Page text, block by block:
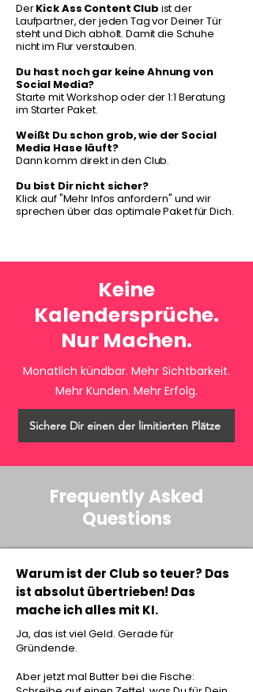
DerKick Ass Content Club ist der
Laufpartner, der jeden Tag vor Deiner Tür
steht und Dich abholt. Damit die Schuhe
nicht im Flur verstauben.
Du hast noch gar keine Ahnung von
Social Media?
Starte mit Workshop oder der 1:1 Beratung
im Starter Paket.
Weißt Du schon grob, wie der Social
Media Hase läuft?
Dann komm direkt in den Club.
Du bist Dir nicht sicher?
Klick auf "Mehr Infos anfordern" und wir
sprechen über das optimale Paket für Dich.
Keine
Kalendersprüche.
Nur Machen.
Monatlich kündbar. Mehr Sichtbarkeit.
Mehr Kunden. Mehr Erfolg.
Sichere Dir einen der limitierten Plätze
Frequently Asked
Questions
Warum ist der Club so teuer? Das
ist absolut übertrieben! Das
mache ich alles mit KI.
Ja, das ist viel Geld. Gerade für
Gründende.
Aber jetzt mal Butter bei die Fische: